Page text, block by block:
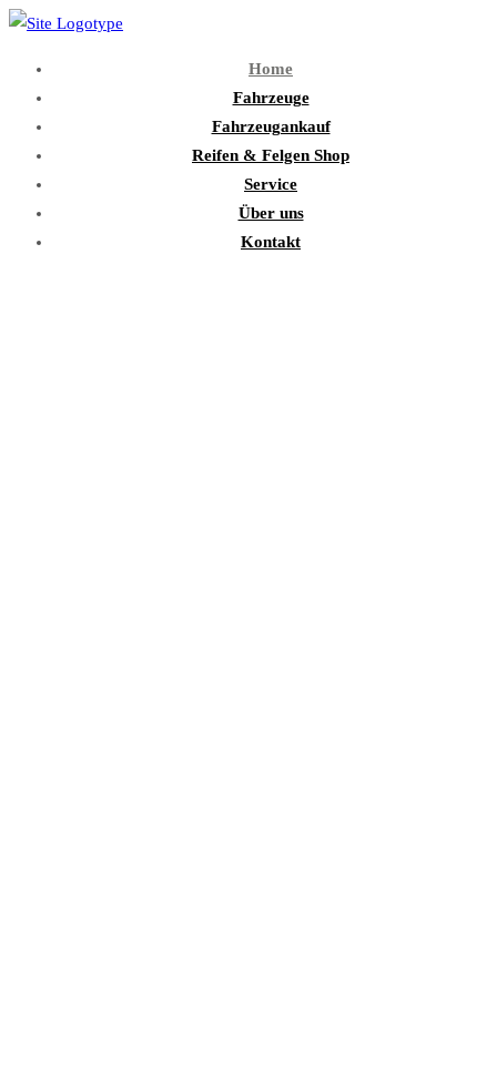
Home
Fahrzeuge
Fahrzeugankauf
Reifen & Felgen Shop
Service
Über uns
Kontakt